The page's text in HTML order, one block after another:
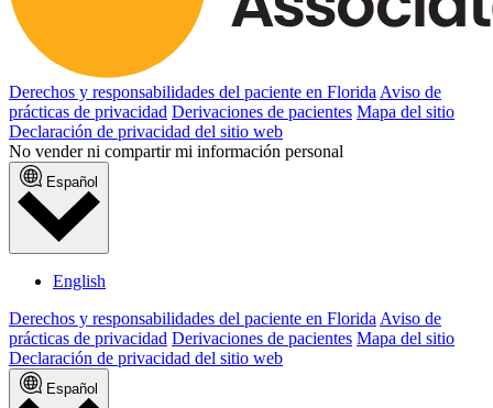
Derechos y responsabilidades del paciente en Florida Aviso de
prácticas de privacidad Derivaciones de pacientes Mapa del sitio
Declaración de privacidad del sitio web
No vender ni compartir mi información personal
Español
English
Derechos y responsabilidades del paciente en Florida Aviso de
prácticas de privacidad Derivaciones de pacientes Mapa del sitio
Declaración de privacidad del sitio web
Español